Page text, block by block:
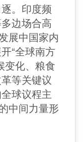
。印度频
边场合高
展中国家内
“全球南方
变化、粮食
等关键议
球议程主
中间力量形